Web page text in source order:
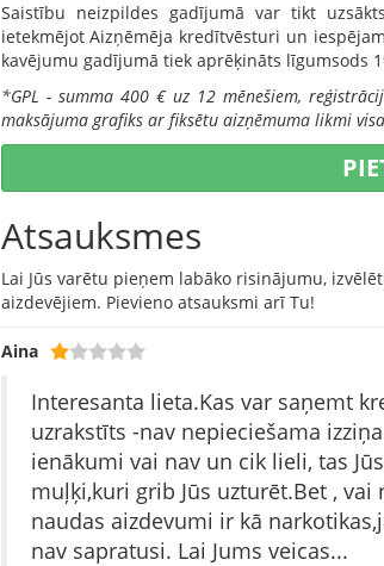
Saistību neizpildes gadījumā var tikt
ietekmējot Aizņēmēja kredītvēsturi un
kavējumu gadījumā tiek aprēķināts līgumsods
*GPL - summa 400 € uz 12 mēnešiem,
maksājuma grafiks ar fiksētu aizņēmuma likmi
Atsauksmes
Lai Jūs varētu pieņem labāko risinājumu,
aizdevējiem. Pievieno atsauksmi arī Tu!
Aina
Interesanta lieta.Kas var saņemt
uzrakstīts -nav nepieciešama
ienākumi vai nav un cik lieli, tas
muļķi,kuri grib Jūs uzturēt.Bet ,
naudas aizdevumi ir kā
nav sapratusi. Lai Jums veicas...